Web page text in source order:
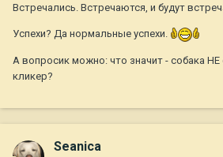
Встречались. Встречаются, и будут
Успехи? Да нормальные успехи.
А вопросик можно: что значит - собака
кликер?
Seanica